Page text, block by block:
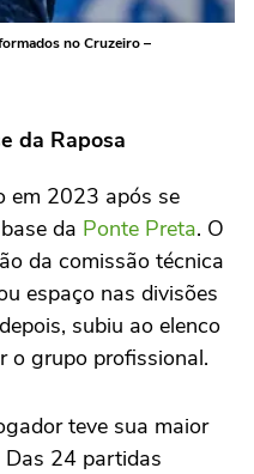
no Cruzeiro –
da Raposa
em 2023 após se
da Ponte Preta. O
da comissão técnica
espaço nas divisões
subiu ao elenco
o grupo profissional.
teve sua maior
Das 24 partidas